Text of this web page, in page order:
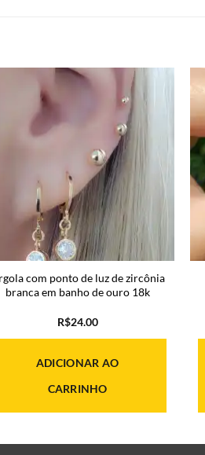
com ponto de luz de zircônia
branca em banho de ouro 18k
R$24.00
ADICIONAR AO
CARRINHO